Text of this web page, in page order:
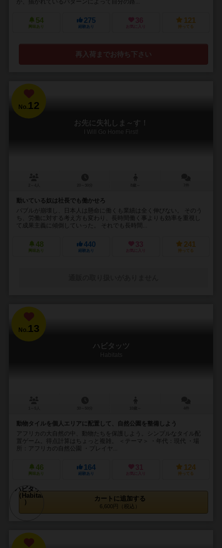
54
興味あり
275
経験あり
36
お気に入り
121
持ってる
再入荷までお待ち下さい
No.12
お先に失礼しま～す！
I Will Go Home First!
動いている奴は社長でも働かせろ
バブルが崩壊し、日本人は懸命に働くも業績は全く伸びない。 そのう
ち、労働に対する考え方も変わり、長時間働く事よりも効率を重視し
て成果主義に傾倒していった。 それでも長時間...
48
興味あり
440
経験あり
33
お気に入り
241
持ってる
No.13
ハビタッツ
Habitats
動物タイルを個人エリアに配置して、自然公園を整備しよう
アフリカの大自然の中、動物たちを保護しよう。シンプルなタイル配
置ゲーム。得点計算はちょっと複雑。 ＜テーマ＞ ・年代：現代 ・場
所：アフリカの自然公園 ・プレイヤ...
46
興味あり
164
経験あり
31
お気に入り
124
持ってる
カートに追加する
6,600円（税込）